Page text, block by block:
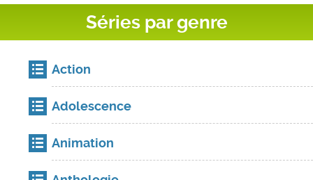
Séries par genre
Action
Adolescence
Animation